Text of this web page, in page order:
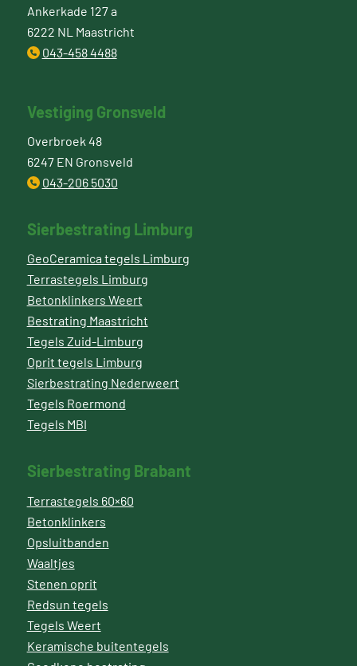
Ankerkade 127 a
6222 NL Maastricht
043-458 4488
Vestiging Gronsveld
Overbroek 48
6247 EN Gronsveld
043-206 5030
Sierbestrating Limburg
GeoCeramica tegels Limburg
Terrastegels Limburg
Betonklinkers Weert
Bestrating Maastricht
Tegels Zuid-Limburg
Oprit tegels Limburg
Sierbestrating Nederweert
Tegels Roermond
Tegels MBI
Sierbestrating Brabant
Terrastegels 60×60
Betonklinkers
Opsluitbanden
Waaltjes
Stenen oprit
Redsun tegels
Tegels Weert
Keramische buitentegels